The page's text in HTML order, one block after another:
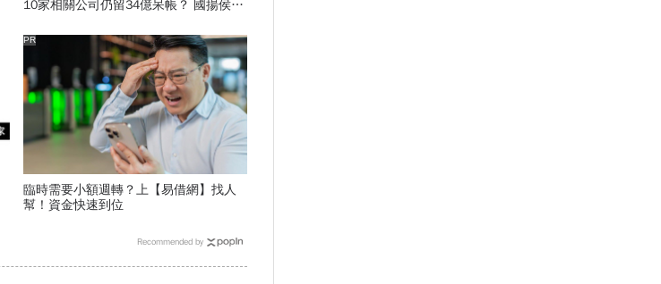
10家相關公司仍留34億呆帳？ 國揚侯西
臨時需要小額週轉？上【易借網】找人
幫！資金快速到位
PR
Recommended by